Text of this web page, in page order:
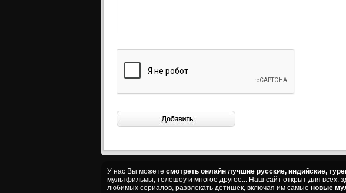
У нас Вы можете смотреть онлайн лучшие русские, индийские,
мультфильмы, телешоу и многое другое... Наш сайт открыт для всех:
любимых сериалов, развлекать детишек, включая им самые новые